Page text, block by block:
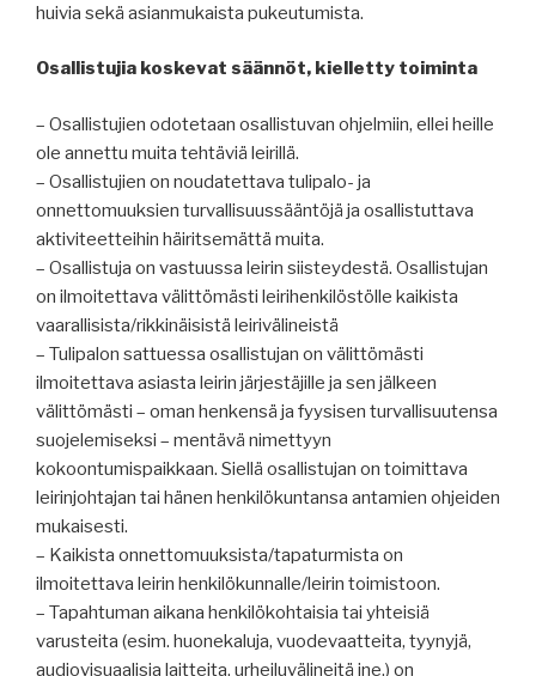
huivia sekä asianmukaista pukeutumista.
Osallistujia koskevat säännöt, kielletty toiminta
– Osallistujien odotetaan osallistuvan ohjelmiin, ellei heille
ole annettu muita tehtäviä leirillä.
– Osallistujien on noudatettava tulipalo- ja
onnettomuuksien turvallisuussääntöjä ja osallistuttava
aktiviteetteihin häiritsemättä muita.
– Osallistuja on vastuussa leirin siisteydestä. Osallistujan
on ilmoitettava välittömästi leirihenkilöstölle kaikista
vaarallisista/rikkinäisistä leirivälineistä
– Tulipalon sattuessa osallistujan on välittömästi
ilmoitettava asiasta leirin järjestäjille ja sen jälkeen
välittömästi – oman henkensä ja fyysisen turvallisuutensa
suojelemiseksi – mentävä nimettyyn
kokoontumispaikkaan. Siellä osallistujan on toimittava
leirinjohtajan tai hänen henkilökuntansa antamien ohjeiden
mukaisesti.
– Kaikista onnettomuuksista/tapaturmista on
ilmoitettava leirin henkilökunnalle/leirin toimistoon.
– Tapahtuman aikana henkilökohtaisia tai yhteisiä
varusteita (esim. huonekaluja, vuodevaatteita, tyynyjä,
audiovisuaalisia laitteita, urheiluvälineitä jne.) on